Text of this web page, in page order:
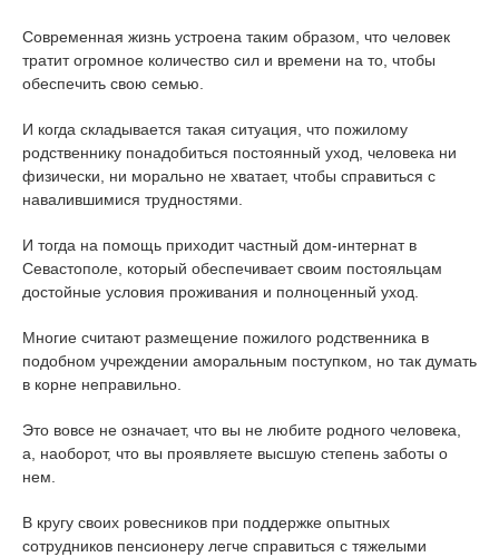
Современная жизнь устроена таким образом, что человек
тратит огромное количество сил и времени на то, чтобы
обеспечить свою семью.
И когда складывается такая ситуация, что пожилому
родственнику понадобиться постоянный уход, человека ни
физически, ни морально не хватает, чтобы справиться с
навалившимися трудностями.
И тогда на помощь приходит частный дом-интернат в
Севастополе, который обеспечивает своим постояльцам
достойные условия проживания и полноценный уход.
Многие считают размещение пожилого родственника в
подобном учреждении аморальным поступком, но так думать
в корне неправильно.
Это вовсе не означает, что вы не любите родного человека,
а, наоборот, что вы проявляете высшую степень заботы о
нем.
В кругу своих ровесников при поддержке опытных
сотрудников пенсионеру легче справиться с тяжелыми